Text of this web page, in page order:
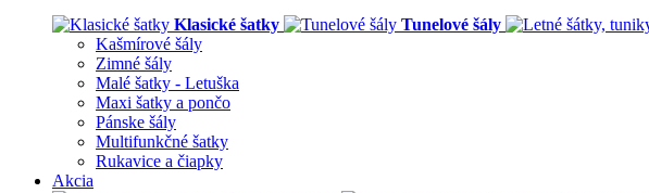
Klasické šatky Tunelové šály
Kašmírové šály
Zimné šály
Malé šatky - Letuška
Maxi šatky a pončo
Pánske šály
Multifunkčné šatky
Rukavice a čiapky
Akcia